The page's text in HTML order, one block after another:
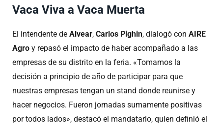
Vaca Viva a Vaca Muerta
El intendente de Alvear, Carlos Pighin, dialogó con AIRE
Agro y repasó el impacto de haber acompañado a las
empresas de su distrito en la feria. «Tomamos la
decisión a principio de año de participar para que
nuestras empresas tengan un stand donde reunirse y
hacer negocios. Fueron jornadas sumamente positivas
por todos lados», destacó el mandatario, quien definió el